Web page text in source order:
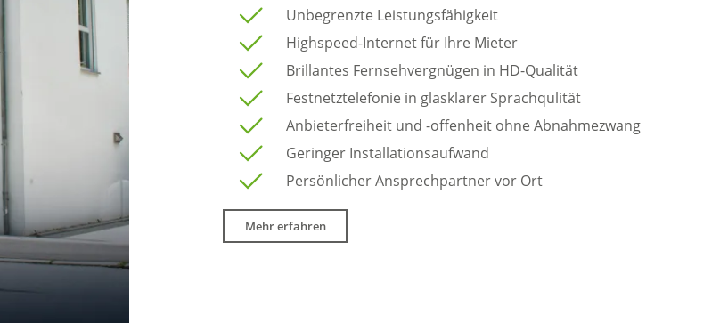
Unbegrenzte Leistungsfähigkeit
Highspeed-Internet für Ihre Mieter
Brillantes Fernsehvergnügen in HD-Qualität
Festnetztelefonie in glasklarer Sprachqulität
Anbieterfreiheit und -offenheit ohne Abnahmezwang
Geringer Installationsaufwand
Persönlicher Ansprechpartner vor Ort
Mehr erfahren